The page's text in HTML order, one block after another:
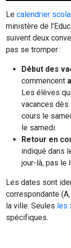
Le calendrier
ministère de
suivent deux
pas se tromper :
Début des
commencent
Les élèves
vacances
cours le
le samedi.
Retour en
indiqué dans
jour-là, pas le
Les dates sont
correspondante
la ville. Seules les
spécifiques.